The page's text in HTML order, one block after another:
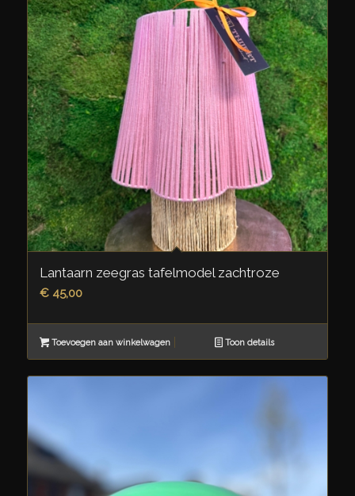
Lantaarn zeegras tafelmodel zachtroze
€45,00
Toevoegen aan winkelwagen Toon details